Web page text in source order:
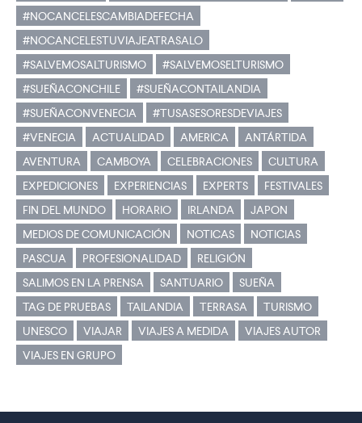
#NOCANCELESCAMBIADEFECHA
#NOCANCELESTUVIAJEATRASALO
#SALVEMOSALTURISMO
#SALVEMOSELTURISMO
#SUEÑACONCHILE
#SUEÑACONTAILANDIA
#SUEÑACONVENECIA
#TUSASESORESDEVIAJES
#VENECIA
ACTUALIDAD AMERICA
ANTÁRTIDA
AVENTURA
CAMBOYA CELEBRACIONES
CULTURA
EXPEDICIONES
EXPERIENCIAS EXPERTS
FESTIVALES
FIN DEL MUNDO
HORARIO IRLANDA
JAPON
MEDIOS DE COMUNICACIÓN
NOTICAS
NOTICIAS
PASCUA
PROFESIONALIDAD
RELIGIÓN
SALIMOS EN LA PRENSA
SANTUARIO
SUEÑA
TAG DE PRUEBAS
TAILANDIA TERRASA
TURISMO
UNESCO
VIAJAR VIAJES A MEDIDA
VIAJES AUTOR
VIAJES EN GRUPO